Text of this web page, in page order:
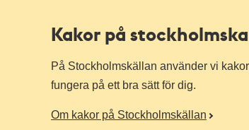
Kakor på
På Stockholmskällan använder vi
fungera på ett bra sätt för dig.
Om kakor på Stockholmskällan